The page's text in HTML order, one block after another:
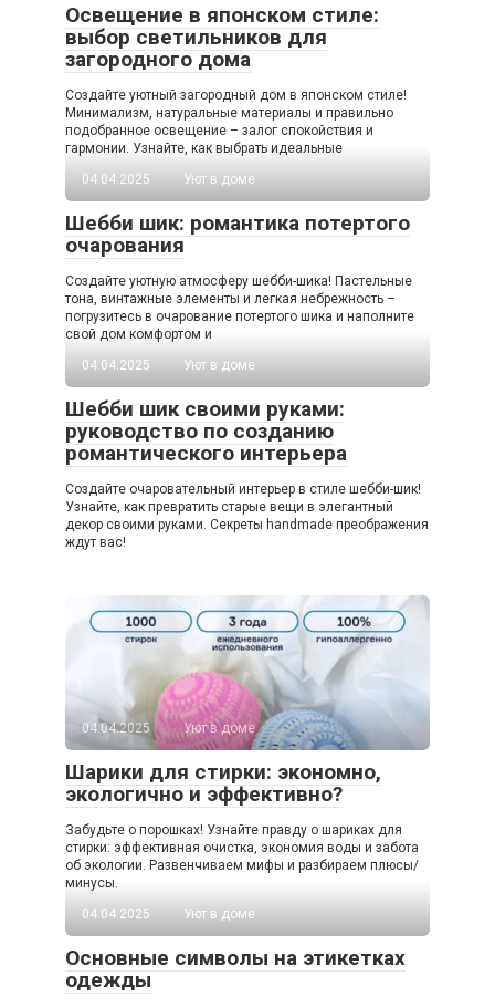
Освещение в японском стиле:
выбор светильников для
загородного дома
Создайте уютный загородный дом в японском стиле!
Минимализм, натуральные материалы и правильно
подобранное освещение – залог спокойствия и
гармонии. Узнайте, как выбрать идеальные
04.04.2025
Уют в доме
Шебби шик: романтика потертого
очарования
Создайте уютную атмосферу шебби-шика! Пастельные
тона, винтажные элементы и легкая небрежность –
погрузитесь в очарование потертого шика и наполните
свой дом комфортом и
04.04.2025
Уют в доме
Шебби шик своими руками:
руководство по созданию
романтического интерьера
Создайте очаровательный интерьер в стиле шебби-шик!
Узнайте, как превратить старые вещи в элегантный
декор своими руками. Секреты handmade преображения
ждут вас!
04.04.2025 Уют в доме
Шарики для стирки: экономно,
экологично и эффективно?
Забудьте о порошках! Узнайте правду о шариках для
стирки: эффективная очистка, экономия воды и забота
об экологии. Развенчиваем мифы и разбираем плюсы/
минусы.
04.04.2025
Уют в доме
Основные символы на этикетках
одежды